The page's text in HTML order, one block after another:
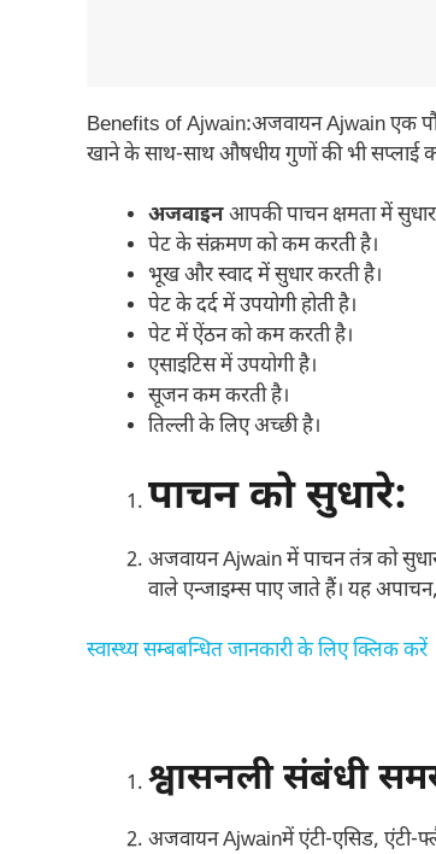
Benefits of Ajwain:अजवायन Ajwain एक
खाने के साथ-साथ औषधीय गुणों की भी सप्लाई
अजवाइनआपकी पाचन क्षमता में
पेट के संक्रमण को कम करती है।
भूख और स्वाद में सुधार करती है।
पेट के दर्द में उपयोगी होती है।
पेट में ऐंठन को कम करती है।
एसाइटिस में उपयोगी है।
सूजन कम करती है।
तिल्ली के लिए अच्छी है।
पाचन को सुधारे:
अजवायन Ajwain में पाचन तंत्र को
वाले एन्जाइम्स पाए जाते हैं। यह
स्वास्थ्य सम्बबन्धित जानकारी के लिए क्लिक करें
श्वासनली संबंधी
अजवायन Ajwainमें एंटी-एसिड, एंटी-